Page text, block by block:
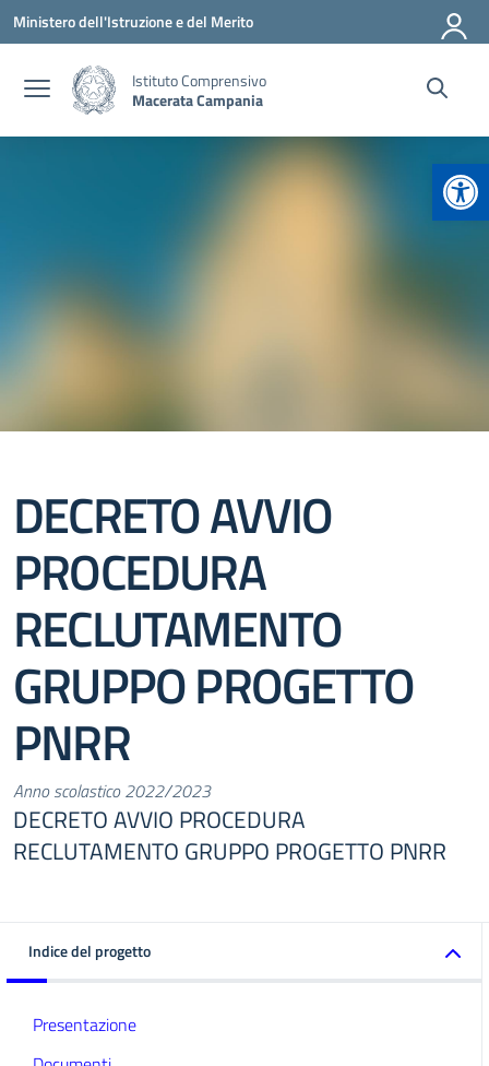
Vai ai contenuti
Vai al menu di navigazione
Vai al footer
Ministero dell'Istruzione e del Merito
Istituto Comprensivo
Macerata Campania
DECRETO AVVIO
PROCEDURA
RECLUTAMENTO
GRUPPO PROGETTO
PNRR
Anno scolastico 2022/2023
DECRETO AVVIO PROCEDURA
RECLUTAMENTO GRUPPO PROGETTO PNRR
Indice del progetto
Presentazione